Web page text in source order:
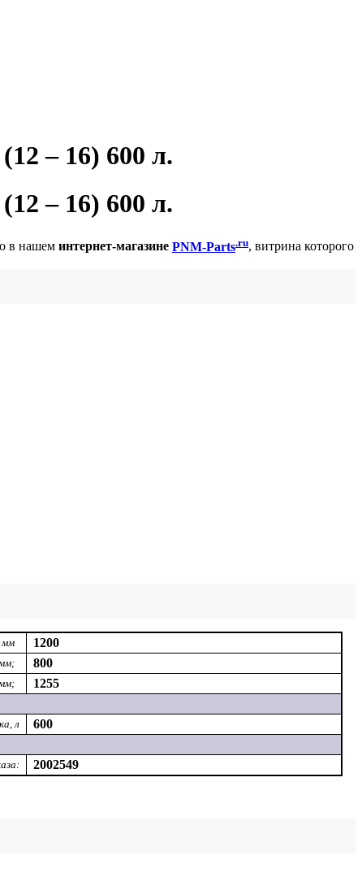
– 16) 600 л.
– 16) 600 л.
в нашем интернет-магазине PNM-Parts.ru, витрина которого
мм 1200
800
1255
л
600
2002549